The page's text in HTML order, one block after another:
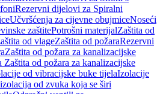
Rezervni dijelovi za Spiralni
Učvršćenja za cijevne obujmiceNoseći
zaštitePotrošni materijalZaštita od
od vlageZaštita od požaraRezervni
Zaštita od požara za kanalizacijske
od požara za kanalizacijske
od vibracijske buke tijelaIzolacije
od zvuka koja se širi